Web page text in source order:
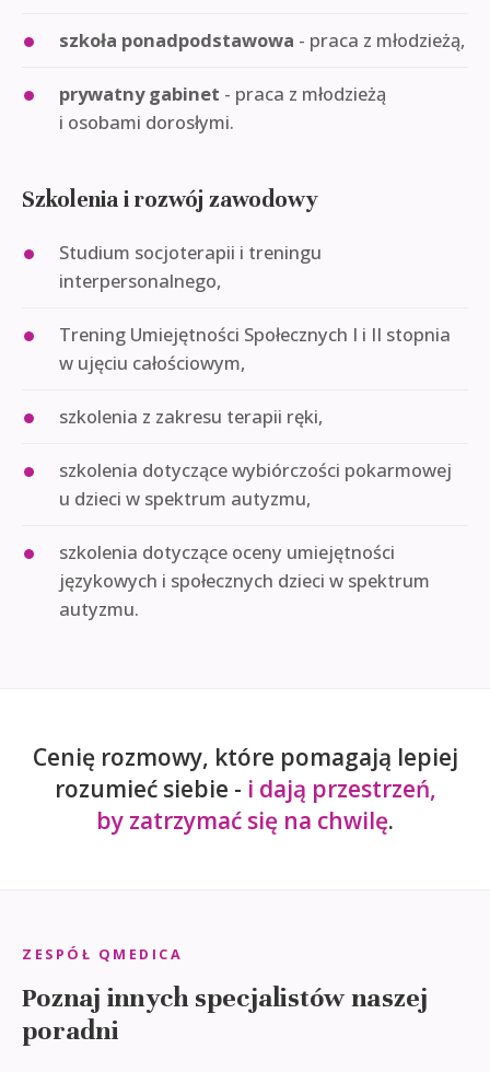
szkoła ponadpodstawowa - praca z młodzieżą,
prywatny gabinet - praca z młodzieżą
i osobami dorosłymi.
Szkolenia i rozwój zawodowy
Studium socjoterapii i treningu
interpersonalnego,
Trening Umiejętności Społecznych I i II stopnia
w ujęciu całościowym,
szkolenia z zakresu terapii ręki,
szkolenia dotyczące wybiórczości pokarmowej
u dzieci w spektrum autyzmu,
szkolenia dotyczące oceny umiejętności
językowych i społecznych dzieci w spektrum
autyzmu.
Cenię rozmowy, które pomagają lepiej
rozumieć siebie - i dają przestrzeń,
by zatrzymać się na chwilę.
ZESPÓŁ QMEDICA
Poznaj innych specjalistów naszej
poradni